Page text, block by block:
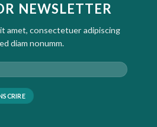
NEWSLETTER
amet, consectetuer adipiscing
diam nonumm.